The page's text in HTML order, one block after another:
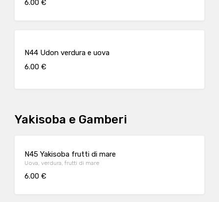
6.00 €
N44 Udon verdura e uova
6.00 €
Yakisoba e Gamberi
N45 Yakisoba frutti di mare
Uova, verdura, frutti di mare
6.00 €